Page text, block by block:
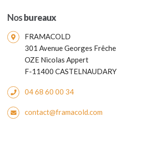
Nosbureaux
FRAMACOLD
301 Avenue Georges Frêche
OZE Nicolas Appert
F-11400 CASTELNAUDARY
04 68 60 00 34
contact@framacold.com